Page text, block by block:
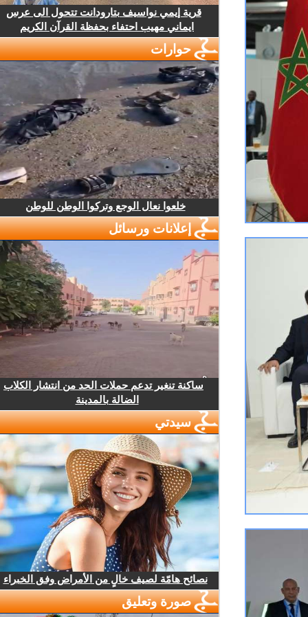
قرية إيمي نواسيف بتارودانت تتحول الى عرس
ايماني مهيب احتفاء بحفظة القرآن الكريم
حوارات
خلعوا نعال الوجع وتركوا الوطن للوطن
إعلانات ورسائل
ساكنة تنغير تدعم حملات الحد من انتشار الكلاب
الضالة بالمدينة
سيدتي
نصائح هامّة لصيف خالٍ من الأمراض وفق الخبراء
صورة وتعليق